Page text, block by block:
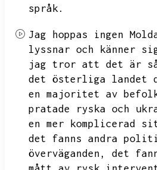
språk.
Jag hoppas ingen
lyssnar och känner
jag tror att det är
det österliga landet
en majoritet av
pratade ryska och
en mer komplicerad
det fanns andra
överväganden,
det